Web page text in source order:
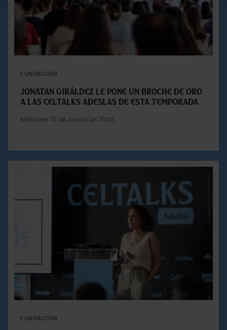
FUNDACIÓN
JONATAN GIRÁLDEZ LE PONE UN BROCHE DE ORO
A LAS CELTALKS ADESLAS DE ESTA TEMPORADA
Miércoles 10 de Junio a las 10:55
FUNDACIÓN